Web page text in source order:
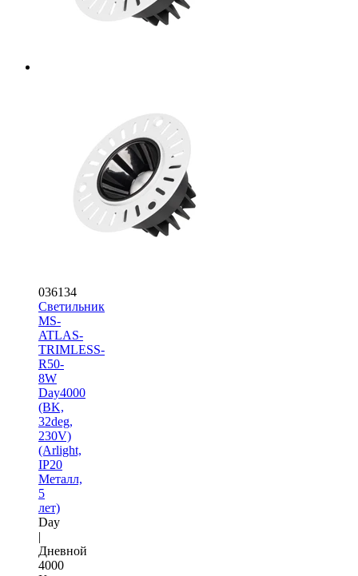
036134
Светильник
MS-
ATLAS-
TRIMLESS-
R50-
8W
Day4000
(BK,
32deg,
230V)
(Arlight,
IP20
Металл,
5
лет)
Day
|
Дневной
4000